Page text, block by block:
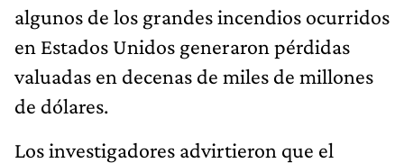
algunos de los grandes incendios ocurridos
en Estados Unidos generaron pérdidas
valuadas en decenas de miles de millones
de dólares.
Los investigadores advirtieron que el